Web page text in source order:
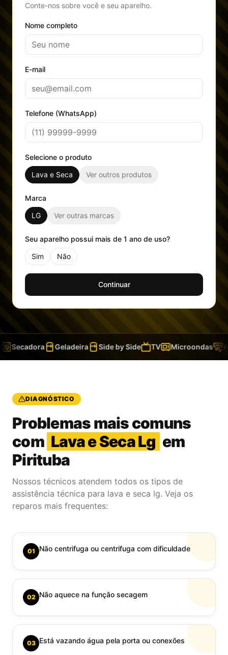
Conte-nos sobre você e seu aparelho.
Nome completo
E-mail
Telefone (WhatsApp)
Selecione o produto
Lava e Seca
Ver outros produtos
Marca
LG
Ver outras marcas
Seu aparelho possui mais de 1 ano de uso?
Sim
Não
Continuar
Secadora Geladeira Side by Side TV Microondas Ar-
DIAGNÓSTICO
Problemas mais comuns
com Lava e Seca Lg em
Pirituba
Nossos técnicos atendem todos os tipos de
assistência técnica para lava e seca lg. Veja os
reparos mais frequentes:
01 Não centrifuga ou centrifuga com dificuldade
02 Não aquece na função secagem
03 Está vazando água pela porta ou conexões